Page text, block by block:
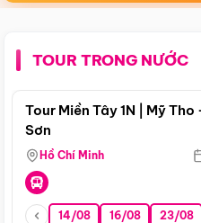
TOUR TRONG NƯỚC
Tour Miền Tây 1N | Mỹ
Sơn
Hồ Chí Minh
14/08 16/08 23/08